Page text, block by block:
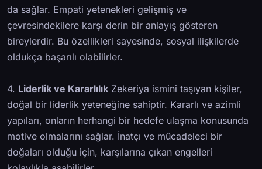
da sağlar. Empati yetenekleri gelişmiş ve
çevresindekilere karşı derin bir anlayış gösteren
bireylerdir. Bu özellikleri sayesinde, sosyal ilişkilerde
oldukça başarılı olabilirler.
4. Liderlik ve Kararlılık Zekeriya ismini taşıyan kişiler,
doğal bir liderlik yeteneğine sahiptir. Kararlı ve azimli
yapıları, onların herhangi bir hedefe ulaşma konusunda
motive olmalarını sağlar. İnatçı ve mücadeleci bir
doğaları olduğu için, karşılarına çıkan engelleri